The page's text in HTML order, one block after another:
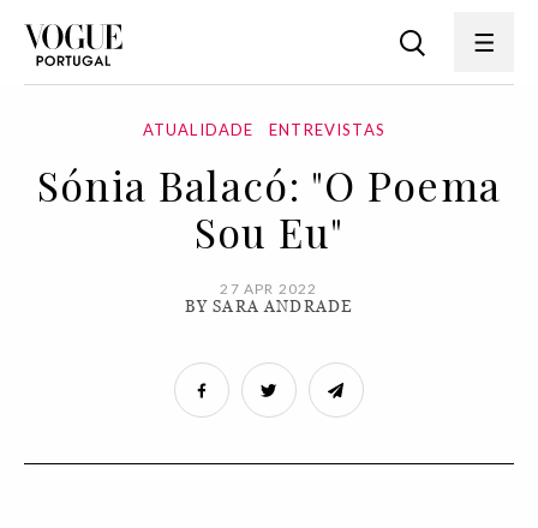
ATUALIDADE ENTREVISTAS
Sónia Balacó: "O Poema
Sou Eu"
27 APR 2022
BY SARA ANDRADE